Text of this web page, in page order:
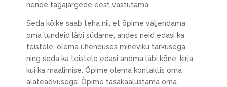
nende tagajärgede eest vastutama.
Seda kõike saab teha nii, et õpime väljendama
oma tundeid läbi südame, andes neid edasi ka
teistele, olema ühenduses mineviku tarkusega
ning seda ka teistele edasi andma läbi kõne, kirja
kui ka maalimise. Õpime olema kontaktis oma
alateadvusega. Õpime tasakaalustama oma